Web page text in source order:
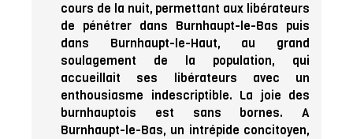
cours de la nuit, permettant aux libérateurs
de pénétrer dans Burnhaupt-le-Bas puis
dans Burnhaupt-le-Haut, au grand
soulagement de la population, qui
accueillait ses libérateurs avec un
enthousiasme indescriptible. La joie des
burnhauptois est sans bornes. A
Burnhaupt-le-Bas, un intrépide concitoyen,